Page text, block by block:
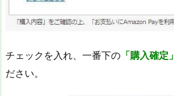
チェックを入れ、一番下の 「購入確定」
ださい。